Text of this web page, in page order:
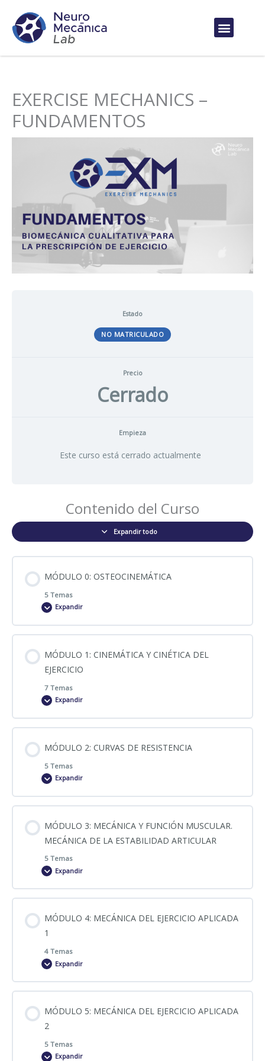
contenido
EXERCISE MECHANICS –
FUNDAMENTOS
Estado
NO MATRICULADO
Precio
Cerrado
Empieza
Este curso está cerrado actualmente
Contenido del Curso
Expandir todo
MÓDULO 0: OSTEOCINEMÁTICA
5 Temas
Expandir
0% COMPLETADO 0/5 pasos
CINEMÁTICA Y LA IMPORTANCIA DEL SISTEMA DE
REFERENCIA
OSTEOCINEMÁTICA
OSTEOCINEMÁTICA 2
OSTEOCINEMÁTICA 3
OSTEOCINEMÁTICA 4 EJES PARALELOS
MÓDULO 1: CINEMÁTICA Y CINÉTICA DEL
EJERCICIO
7 Temas
Expandir
0% COMPLETADO 0/7 pasos
APUNTES 1. OSTEOCINEMÁTICA Y SISTEMA REFERENCIA
APUNTES 2. PRESENTACIÓN EXM MÓDULO 1
CLASE 1
RESISTENCIAS ELÁSTICAS, PISTÓN HIDRÁULICO,
FUERZAS INERCIALES
EJERCICIOS MÓDULO 1
SOLUCIONES MÓDULO 1
MÓDULO 2: CURVAS DE RESISTENCIA
5 Temas
Expandir
0% COMPLETADO 0/5 pasos
CLASE 2
COMPLEMENTO MÓDULO 2
APUNTES MÓDULO 2
EJERCICIOS MÓDULO 2
SOLUCIONES MÓDULO 2
MÓDULO 3: MECÁNICA Y FUNCIÓN MUSCULAR.
MECÁNICA DE LA ESTABILIDAD ARTICULAR
5 Temas
Expandir
0% COMPLETADO 0/5 pasos
CLASE 3 PARTE 1
CLASE 3 PARTE 2
APUNTES MÓDULO 3
MÓDULO 4: MECÁNICA DEL EJERCICIO APLICADA
1
4 Temas
Expandir
0% COMPLETADO 0/4 pasos
CLASE 4
MÓDULO 5: MECÁNICA DEL EJERCICIO APLICADA
2
5 Temas
Expandir